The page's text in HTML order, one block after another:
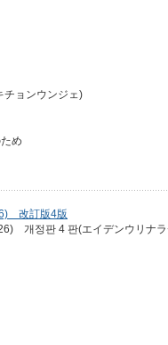
ョンウンジェ)
め
改訂版4版
개정판 4 판(エイデンウリナ